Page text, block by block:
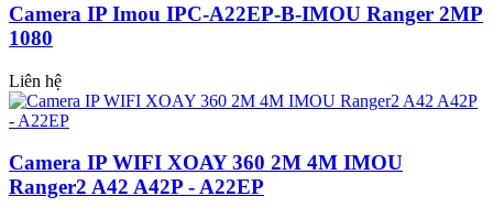
Camera IP Imou IPC-A22EP-B-IMOU Ranger 2MP
1080
Liên hệ
Camera IP WIFI XOAY 360 2M 4M IMOU
Ranger2 A42 A42P - A22EP